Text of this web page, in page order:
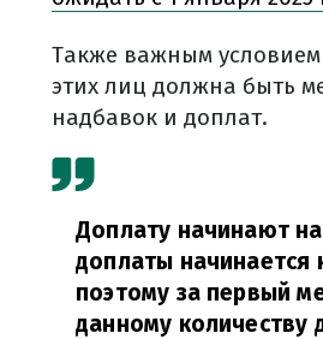
Также важным
этих лиц должна быть
надбавок и доплат.
Доплату начинают
доплаты начинается
поэтому за первый
данному количеству